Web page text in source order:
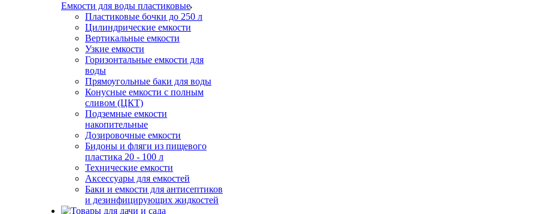
Емкости для воды пластиковые
Пластиковые бочки до 250 л
Цилиндрические емкости
Вертикальные емкости
Узкие емкости
Горизонтальные емкости для
воды
Прямоугольные баки для воды
Конусные емкости с полным
сливом (ЦКТ)
Подземные емкости
накопительные
Дозировочные емкости
Бидоны и фляги из пищевого
пластика 20 - 100 л
Технические емкости
Аксессуары для емкостей
Баки и емкости для антисептиков
и дезинфицирующих жидкостей